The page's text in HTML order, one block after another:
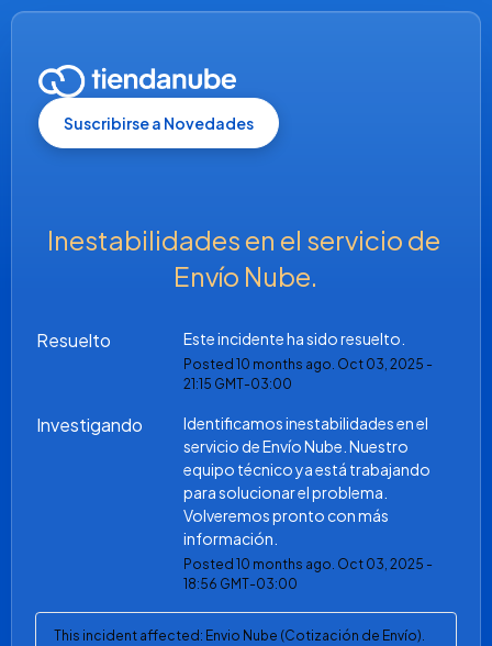
Suscribirse a Novedades
Inestabilidades en el servicio de
Envío Nube.
Resuelto Este incidente ha sido resuelto.
Posted 10 months ago. Oct 03, 2025 -
21:15 GMT-03:00
Investigando
Identificamos inestabilidades en el
servicio de Envío Nube. Nuestro
equipo técnico ya está trabajando
para solucionar el problema.
Volveremos pronto con más
información.
Posted 10 months ago. Oct 03, 2025 -
18:56 GMT-03:00
This incident affected: Envio Nube (Cotización de Envío).